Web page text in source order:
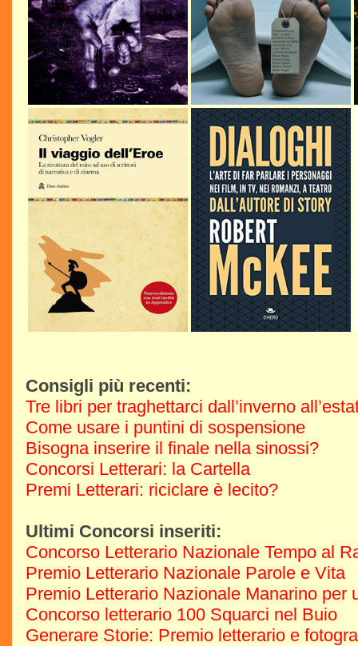
Consigli più recenti:
Tre libri per traghettarci dall’inverno
Come usare i puntini di sospensione
Bisogna inserire il finale nella sinossi?
Concorsi Letterari: la Cartella
Premi Letterari: riciclare è lecito?
Ultimi Concorsi inseriti:
Concorso Letterario Nazionale Tempo al
Premio Letterario Nazionale Parole e Vita
Premio Letterario Nazionale Manarino per
Concorso letterario 100 Squarci nel Buio
Generare Storie: Premio letterario e